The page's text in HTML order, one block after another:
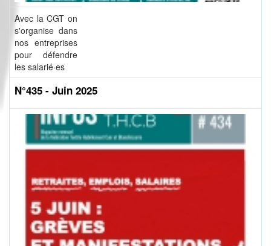
Avec la CGT on
s'organise dans
nos entreprises
pour défendre
les salarié·es
N°435 - Juin 2025